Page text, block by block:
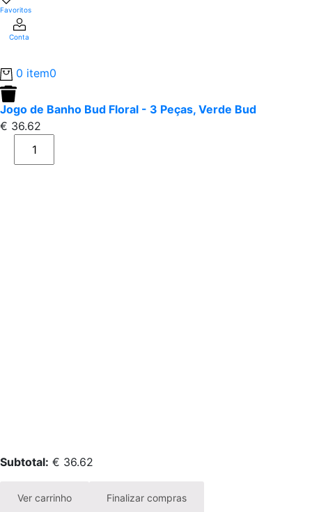
Favoritos
Conta
0 item0
Jogo de Banho Bud Floral - 3 Peças, Verde Bud
€ 36.62
Subtotal: € 36.62
Ver carrinho Finalizar compras